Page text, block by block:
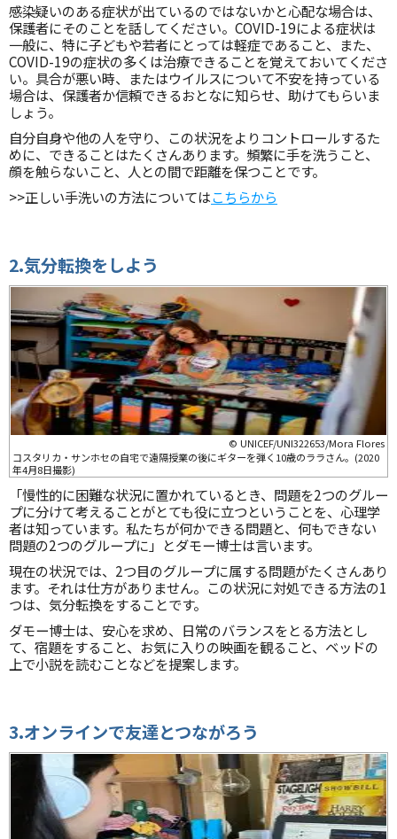
感染疑いのある症状が出ているのではないかと心配な場合は、
保護者にそのことを話してください。COVID-19による症状は
一般に、特に子どもや若者にとっては軽症であること、また、
COVID-19の症状の多くは治療できることを覚えておいてくださ
い。具合が悪い時、またはウイルスについて不安を持っている
場合は、保護者か信頼できるおとなに知らせ、助けてもらいま
しょう。
自分自身や他の人を守り、この状況をよりコントロールするた
めに、できることはたくさんあります。頻繁に手を洗うこと、
顔を触らないこと、人との間で距離を保つことです。
>>正しい手洗いの方法についてはこちらから
2.気分転換をしよう
© UNICEF/UNI322653/Mora Flores
コスタリカ・サンホセの自宅で遠隔授業の後にギターを弾く10歳のララさん。(2020
年4月8日撮影)
「慢性的に困難な状況に置かれているとき、問題を2つのグルー
プに分けて考えることがとても役に立つということを、心理学
者は知っています。私たちが何かできる問題と、何もできない
問題の2つのグループに」とダモー博士は言います。
現在の状況では、2つ目のグループに属する問題がたくさんあり
ます。それは仕方がありません。この状況に対処できる方法の1
つは、気分転換をすることです。
ダモー博士は、安心を求め、日常のバランスをとる方法とし
て、宿題をすること、お気に入りの映画を観ること、ベッドの
上で小説を読むことなどを提案します。
3.オンラインで友達とつながろう